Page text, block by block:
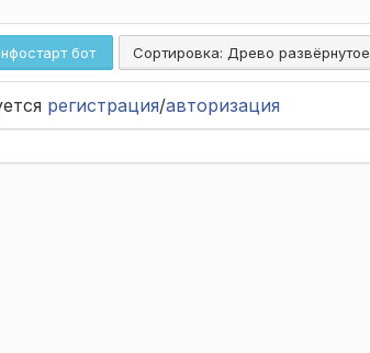
бот Сортировка: Древо развёрнутое
регистрация/авторизация